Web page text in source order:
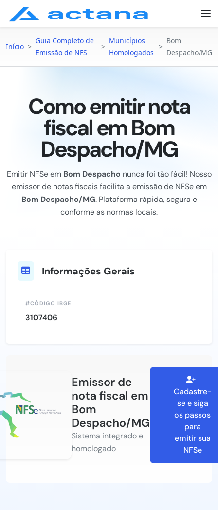
Início >
Guia Completo de
Emissão de NFS
>
Municípios
Homologados
>
Bom
Despacho/MG
Como emitir nota
fiscal em Bom
Despacho/MG
Emitir NFSe em Bom Despacho nunca foi tão fácil! Nosso
emissor de notas fiscais facilita a emissão de NFSe em
Bom Despacho/MG. Plataforma rápida, segura e
conforme as normas locais.
Informações Gerais
CÓDIGO IBGE
3107406
Emissor de
nota fiscal em
Bom
Despacho/MG
Sistema integrado e
homologado
Cadastre-
se e siga
os passos
para
emitir sua
NFSe